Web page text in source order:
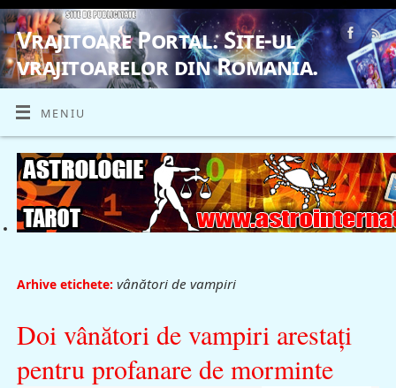
Vrajitoare Portal. Site-ul
vrajitoarelor din Romania.
VRAJITOARE, VRAJITOARELE, VRAJITOARE
MENIU
Arhive etichete: vânători de vampiri
Doi vânători de vampiri arestaţi
pentru profanare de morminte